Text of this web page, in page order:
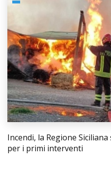
Incendi, la Regione
per i primi interventi